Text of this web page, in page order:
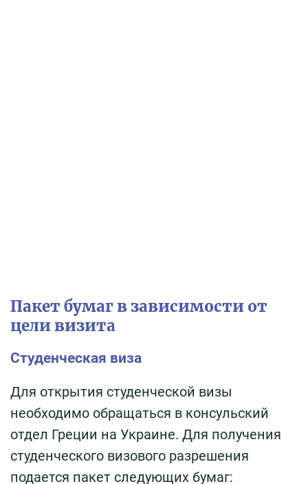
Пакет бумаг в зависимости от
цели визита
Студенческая виза
Для открытия студенческой визы
необходимо обращаться в консульский
отдел Греции на Украине. Для получения
студенческого визового разрешения
подается пакет следующих бумаг: